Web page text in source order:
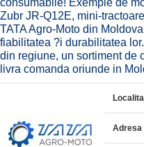
consumabile! Exemple de
Zubr JR-Q12E, mini-
TATA Agro-Moto din
fiabilitatea ?i durabilitatea
din regiune, un sortiment de
livra comanda oriunde in
Adresa